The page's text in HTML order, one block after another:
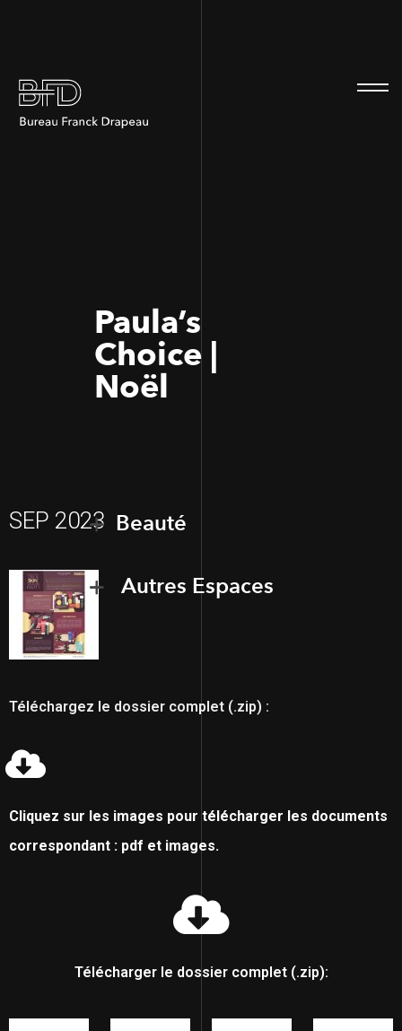
Paula’s
Choice |
Noël
SEP 2023 Beauté
Autres Espaces
Téléchargez le dossier complet (.zip) :
Cliquez sur les images pour télécharger les documents
correspondant : pdf et images.
Télécharger le dossier complet (.zip):